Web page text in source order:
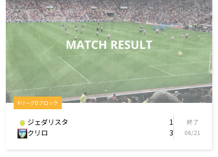
KリーグDブロック
ジェダリスタ 1
クリロ 3
終了
06/21